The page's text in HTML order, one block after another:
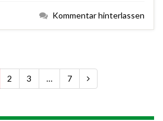
Kommentar hinterlassen
2 3 … 7